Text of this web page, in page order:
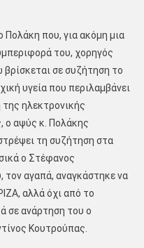
Πολάκη που, για ακόμη μια
του, χορηγός
σε συζήτηση το
υγεία που περιλαμβάνει
της ηλεκτρονικής
ο αψύς κ. Πολάκης
τη συζήτηση στα
ο Στέφανος
αγαπά, αναγκάστηκε να
αλλά όχι από το
σε ανάρτηση του ο
Κουτρούπας.